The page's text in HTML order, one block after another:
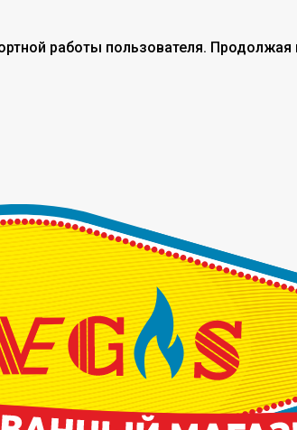
работы пользователя.